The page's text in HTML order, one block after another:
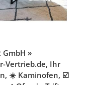
GmbH »
Vertrieb.de, Ihr
☀️ Kaminofen, ☑️